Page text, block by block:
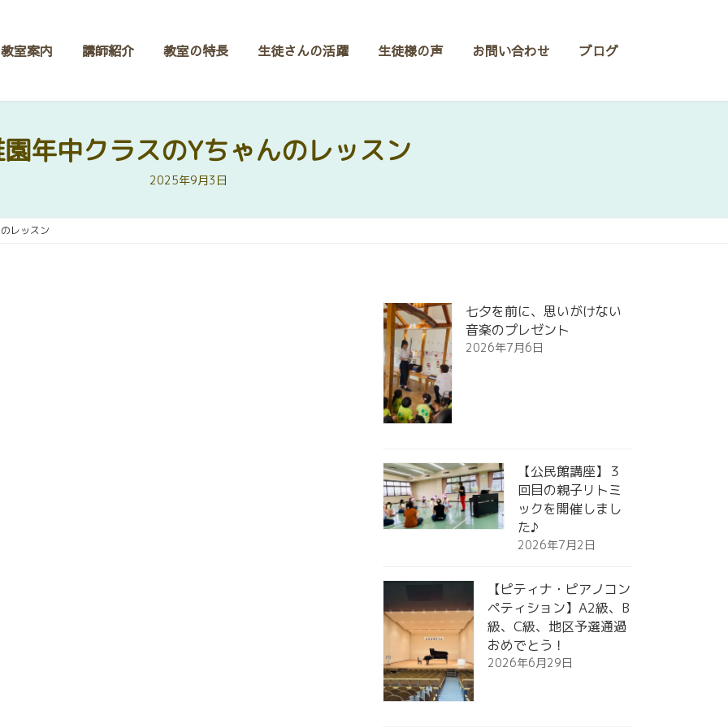
教室案内 講師紹介 教室の特長 生徒さんの活躍 生徒様の声 お問い合わせ ブログ
年中クラスのYちゃんのレッスン
2025年9月3日
レッスン
七夕を前に、思いがけない
音楽のプレゼント
2026年7月6日
【公民館講座】３
回目の親子リトミ
ックを開催しまし
た♪
2026年7月2日
【ピティナ・ピアノコン
ペティション】A2級、B
級、C級、地区予選通過
おめでとう！
2026年6月29日